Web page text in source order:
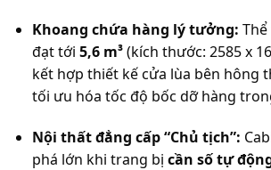
Khoang chứa hàng lý tưởng:
đạt tới 5,6 m³(kích thước: 2585 x
kết hợp thiết kế cửa lùa bên hông
tối ưu hóa tốc độ bốc dỡ hàng
Nội thất đẳng cấp “Chủ tịch”:
phá lớn khi trang bị cần số tự